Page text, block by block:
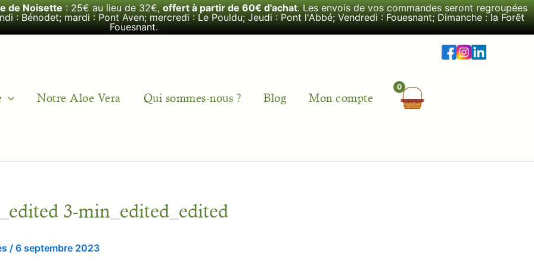
de Noisette: 25€ au lieu de 32€,offert à partir de 60€ d'achat. Les envois de vos commandes seront regroupées
: Bénodet; mardi : Pont Aven; mercredi : Le Pouldu; Jeudi : Pont l'Abbé; Vendredi : Fouesnant; Dimanche : la Forêt
Fouesnant.
Notre Aloe Vera Qui sommes-nous ? Blog Mon compte
3-min_edited_edited
/ 6 septembre 2023